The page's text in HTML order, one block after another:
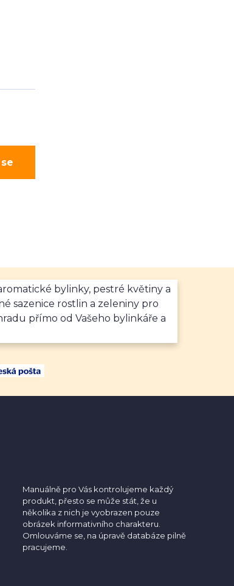
bylinky, pestré květiny a
sazenice rostlin a zeleniny pro
přímo od Vašeho bylinkáře a
Manuálně pro Vás kontrolujeme každý
produkt, přesto se může stát, že u
několika z nich je vyobrazen pouze
obrázek informativního charakteru.
Omlouváme se, na úpravě databáze pilně
pracujeme.